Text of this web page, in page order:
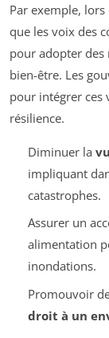
Par exemple,
que les voix des
pour adopter des
bien-être. Les
pour intégrer ces
résilience.
Diminuer la
impliquant
catastrophes.
Assurer un
alimentation
inondations.
Promouvoir
droit à un